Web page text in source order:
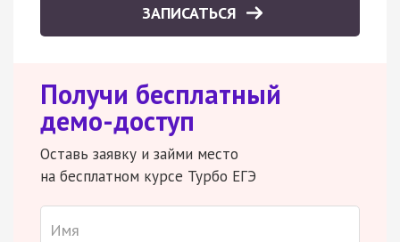
ЗАПИСАТЬСЯ
Получи бесплатный
демо-доступ
Оставь заявку и займи место
на бесплатном курсе Турбо ЕГЭ